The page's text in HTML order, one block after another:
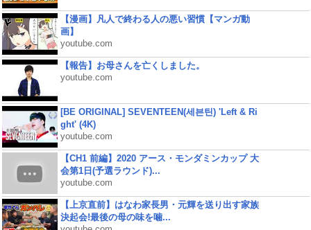
【漫画】凡人で終わる人の悪い習慣【マンガ動
画】
youtube.com
【報告】お母さんを亡くしました。
youtube.com
[BE ORIGINAL] SEVENTEEN(세븐틴) 'Left & Ri
ght' (4K)
youtube.com
【CH1 前編】2020 アース・モンダミンカップ 大
会第1日(予選ラウンド)...
youtube.com
【上京直前】はなわ家長男・元輝を送り出す家族
決起会!最後の母の味を噛...